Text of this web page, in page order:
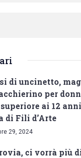
di uncinetto,
per
ai 12
di Fili d’Arte
29, 2024
ci vorrà più